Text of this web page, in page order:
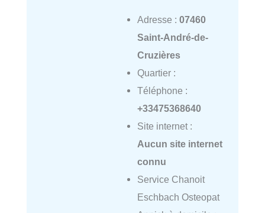
Adresse : 07460
Saint-André-de-
Cruzières
Quartier :
Téléphone :
+33475368640
Site internet :
Aucun site internet
connu
Service Chanoit
Eschbach Osteopat